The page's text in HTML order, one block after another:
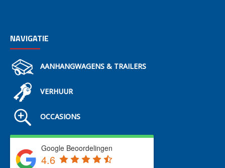
NAVIGATIE
AANHANGWAGENS & TRAILERS
VERHUUR
OCCASIONS
Google Beoordelingen
4.6